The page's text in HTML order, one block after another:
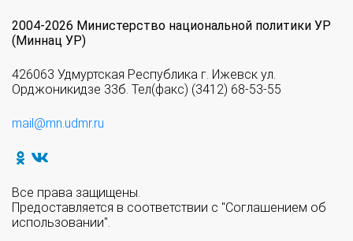
2004-2026 Министерство национальной политики УР
(Миннац УР)
426063 Удмуртская Республика г. Ижевск ул.
Орджоникидзе 33б. Тел(факс) (3412) 68-53-55
mail@mn.udmr.ru
Все права защищены.
Предоставляется в соответствии с "Соглашением об
использовании".